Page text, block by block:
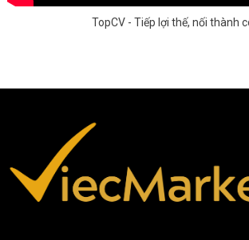
TopCV - Tiếp lợi thế, nối thành